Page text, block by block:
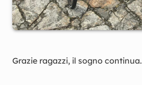
Grazie ragazzi, il sogno continua.